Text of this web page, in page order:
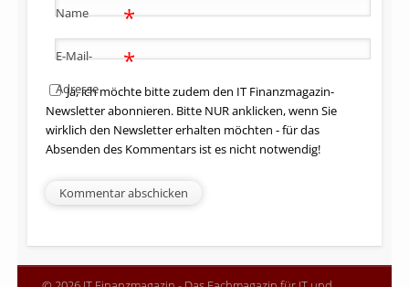
Name *
E-Mail-
Adresse
*
Ja, ich möchte bitte zudem den IT Finanzmagazin-
Newsletter abonnieren. Bitte NUR anklicken, wenn Sie
wirklich den Newsletter erhalten möchten - für das
Absenden des Kommentars ist es nicht notwendig!